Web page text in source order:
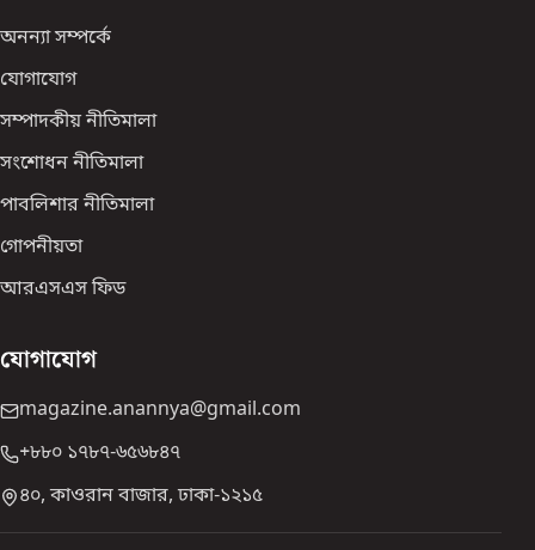
অনন্যা সম্পর্কে
যোগাযোগ
সম্পাদকীয় নীতিমালা
সংশোধন নীতিমালা
পাবলিশার নীতিমালা
গোপনীয়তা
আরএসএস ফিড
যোগাযোগ
magazine.anannya@gmail.com
+৮৮০ ১৭৮৭-৬৫৬৮৪৭
৪০, কাওরান বাজার, ঢাকা-১২১৫